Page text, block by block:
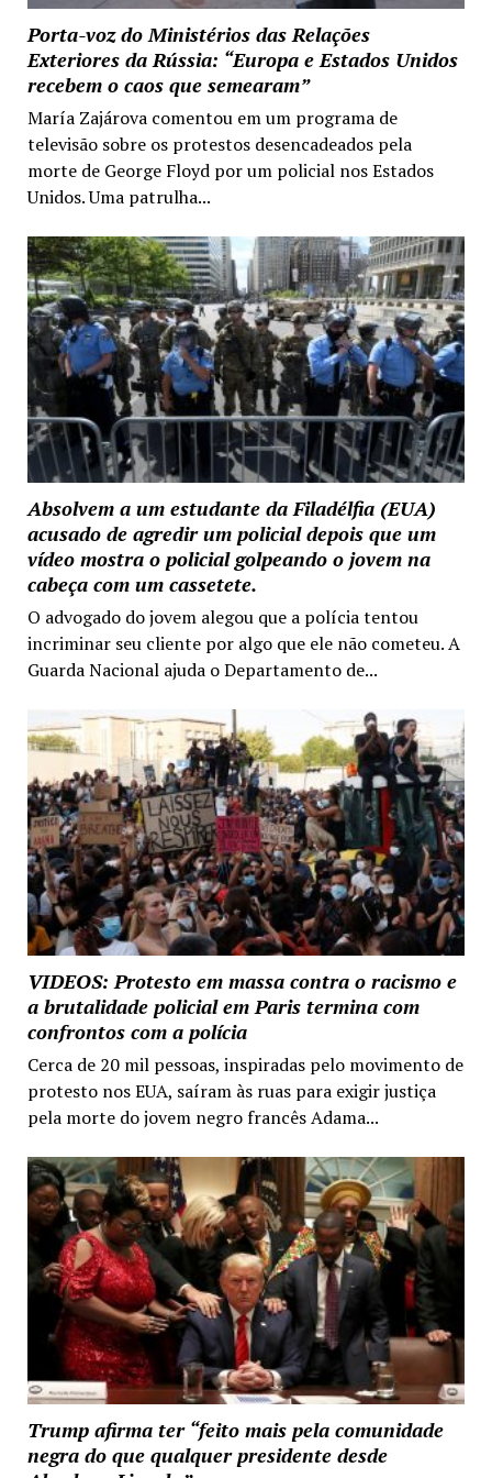
Porta-voz do Ministérios das Relações
Exteriores da Rússia: “Europa e Estados Unidos
recebem o caos que semearam”
María Zajárova comentou em um programa de
televisão sobre os protestos desencadeados pela
morte de George Floyd por um policial nos Estados
Unidos. Uma patrulha...
Absolvem a um estudante da Filadélfia (EUA)
acusado de agredir um policial depois que um
vídeo mostra o policial golpeando o jovem na
cabeça com um cassetete.
O advogado do jovem alegou que a polícia tentou
incriminar seu cliente por algo que ele não cometeu. A
Guarda Nacional ajuda o Departamento de...
VIDEOS: Protesto em massa contra o racismo e
a brutalidade policial em Paris termina com
confrontos com a polícia
Cerca de 20 mil pessoas, inspiradas pelo movimento de
protesto nos EUA, saíram às ruas para exigir justiça
pela morte do jovem negro francês Adama...
Trump afirma ter “feito mais pela comunidade
negra do que qualquer presidente desde